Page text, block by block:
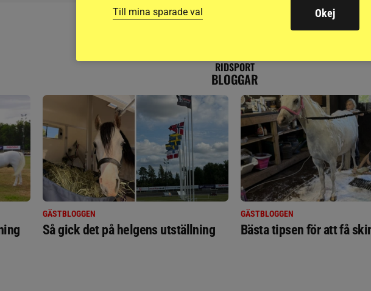
RIDSPORT
BLOGGAR
GÄSTBLOGGEN
Så gick det på helgens utställning
GÄSTBLOGGEN
Bästa tipsen för att få
Till mina sparade val Okej